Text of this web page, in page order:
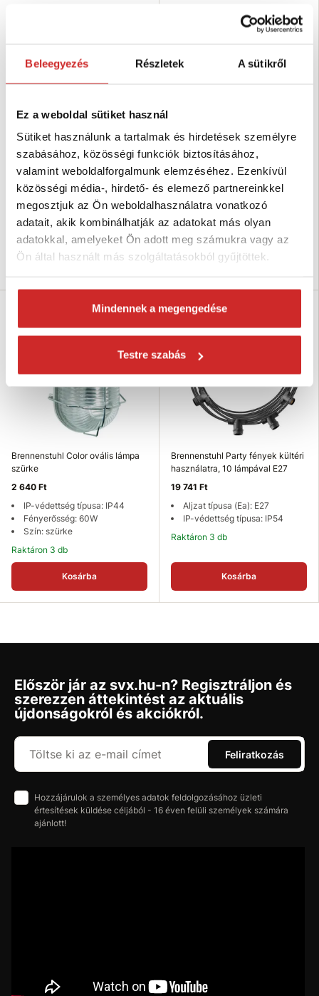
Beleegyezés Részletek A sütikről
Ez a weboldal sütiket használ
Sütiket használunk a tartalmak és hirdetések személyre
szabásához, közösségi funkciók biztosításához,
valamint weboldalforgalmunk elemzéséhez. Ezenkívül
közösségi média-, hirdető- és elemező partnereinkkel
megosztjuk az Ön weboldalhasználatra vonatkozó
adatait, akik kombinálhatják az adatokat más olyan
adatokkal, amelyeket Ön adott meg számukra vagy az
Ön által használt más szolgáltatásokból gyűjtöttek.
Mindennek a megengedése
Testre szabás
Brennenstuhl Kerek lámpa fehér
3 440 Ft
IP-védettség típusa: IP44
Fényerősség: 100W
Szín: Fehér
Raktáron 6 db
Kosárba
Brennenstuhl Kerek lámpa fekete
3 440 Ft
IP-védettség típusa: IP44
Fényerősség: 100W
Szín: fekete
Raktáron 4 db
Kosárba
Brennenstuhl Color ovális lámpa
szürke
2 640 Ft
IP-védettség típusa: IP44
Fényerősség: 60W
Szín: szürke
Raktáron 3 db
Kosárba
Brennenstuhl Party fények kültéri
használatra, 10 lámpával E27
19 741 Ft
Aljzat típusa (Ea): E27
IP-védettség típusa: IP54
Raktáron 3 db
Kosárba
Először jár az svx.hu-n? Regisztráljon és
szerezzen áttekintést az aktuális
újdonságokról és akciókról.
Feliratkozás
Hozzájárulok a személyes adatok feldolgozásához üzleti
értesítések küldése céljából - 16 éven felüli személyek számára
ajánlott!